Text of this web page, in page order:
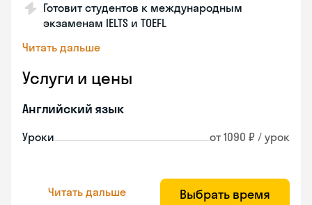
Готовит студентов к международным
экзаменам IELTS и TOEFL
Читать дальше
Услуги и цены
Английский язык
Уроки от 1090 ₽ / урок
Читать дальше Выбрать время